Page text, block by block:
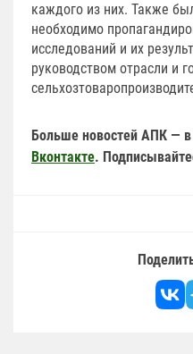
каждого из них. Также
необходимо
исследований и их
руководством отрасли и
Больше новостей АПК —
Вконтакте.